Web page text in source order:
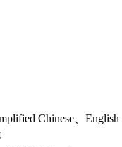
Chinese、English